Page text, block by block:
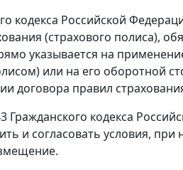
кодекса Российской
(страхового полиса),
указывается на
или на его оборотной
договора правил
Гражданского кодекса
и согласовать условия,